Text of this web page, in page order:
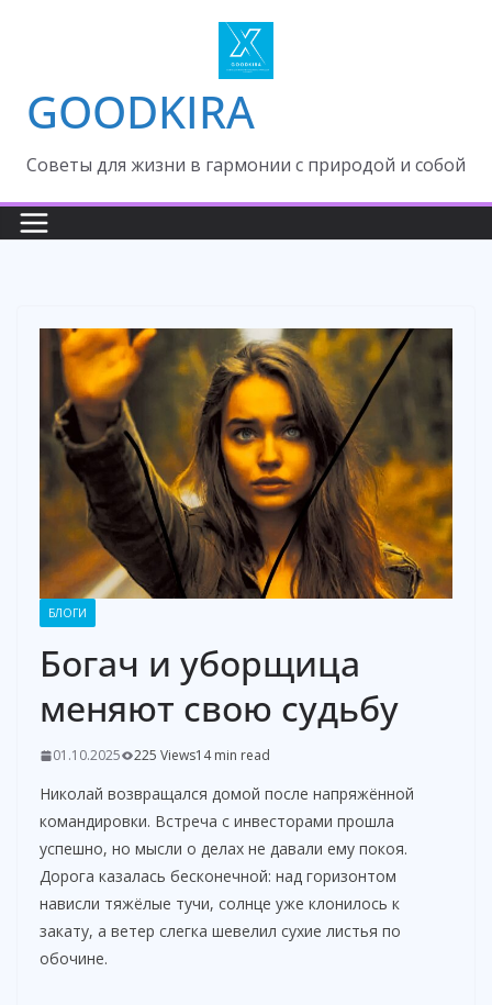
GOODKIRA
Cоветы для жизни в гармонии с природой и собой
БЛОГИ
Богач и уборщица
меняют свою судьбу
01.10.2025 225 Views14 min read
Николай возвращался домой после напряжённой
командировки. Встреча с инвесторами прошла
успешно, но мысли о делах не давали ему покоя.
Дорога казалась бесконечной: над горизонтом
нависли тяжёлые тучи, солнце уже клонилось к
закату, а ветер слегка шевелил сухие листья по
обочине.